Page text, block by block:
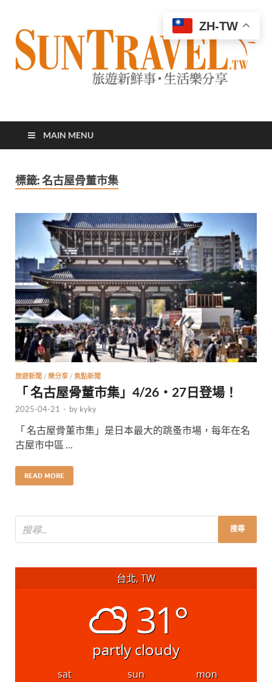
太陽網
MAIN MENU
標籤:名古屋骨董市集
旅遊新聞 / 樂分享 / 焦點新聞
「 名古屋骨董市集」4/26・27日登場！
2025-04-21 - by kyky
「 名古屋骨董市集」是日本最大的跳蚤市場，每年在名
古屋市中區 …
READ MORE
台北, TW
31°
partly cloudy
sat sun
mon
ZH-TW